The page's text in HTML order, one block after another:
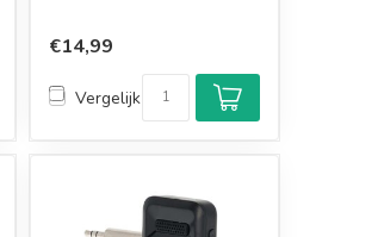
€14,99
Vergelijk